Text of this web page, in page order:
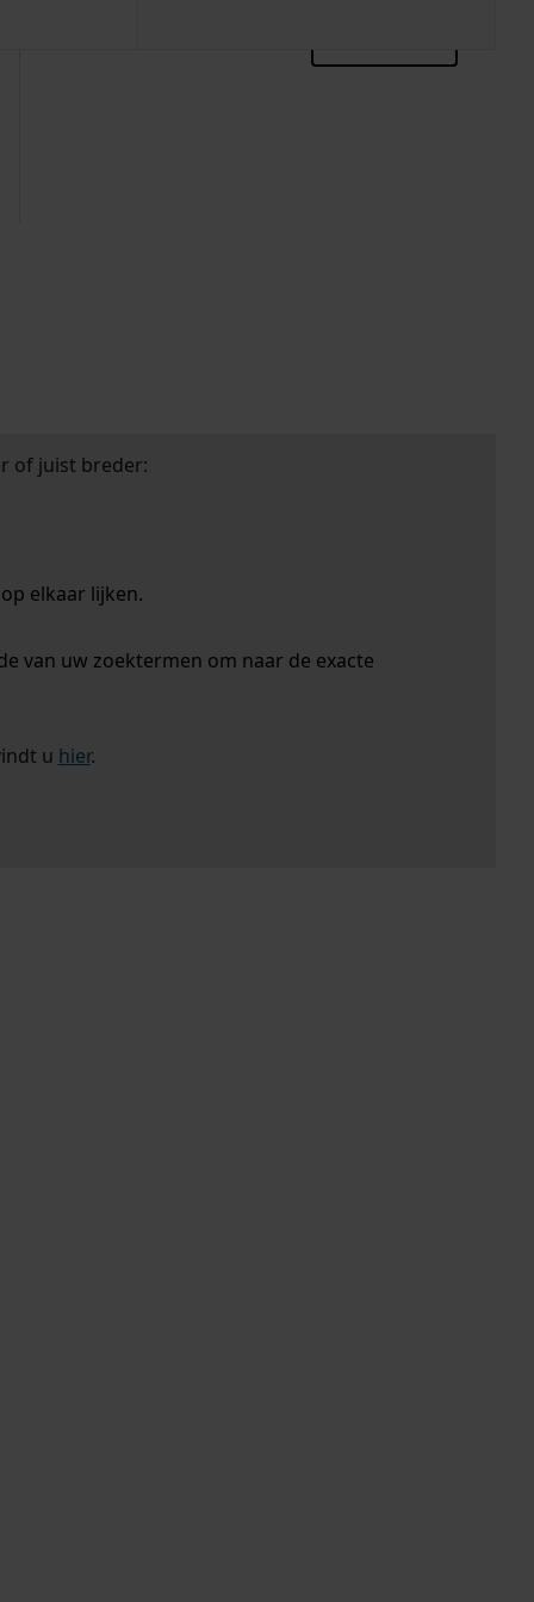
of juist breder:
elkaar lijken.
van uw zoektermen om naar de exacte
u hier.